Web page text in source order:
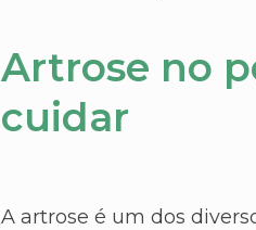
Artrose no
cuidar
A artrose é um dos